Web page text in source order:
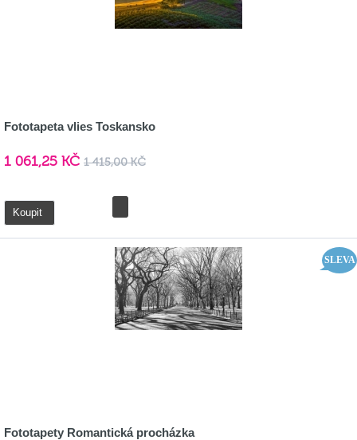
Fototapeta vlies Toskansko
1 061,25 KČ 1 415,00 KČ
Koupit
SLEVA
Fototapety Romantická procházka